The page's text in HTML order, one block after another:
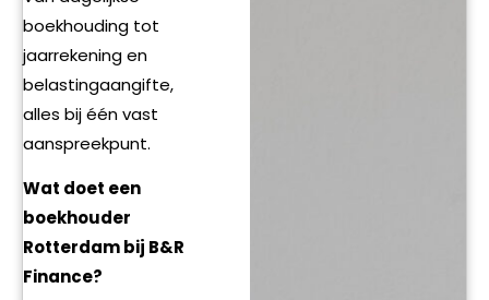
boekhouding tot
jaarrekening en
belastingaangifte,
alles bij één vast
aanspreekpunt.
Wat doet een
boekhouder
Rotterdam bij B&R
Finance?